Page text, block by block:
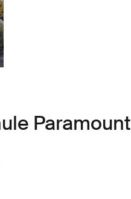
Paramount